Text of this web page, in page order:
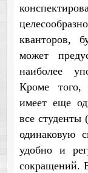
кванторов,
может
наиболее
Кроме того,
имеет еще
все студенты
одинаковую
удобно и
сокращений.